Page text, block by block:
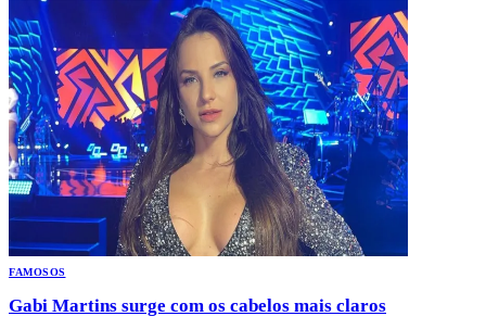
FAMOSOS
Gabi Martins surge com os cabelos mais claros